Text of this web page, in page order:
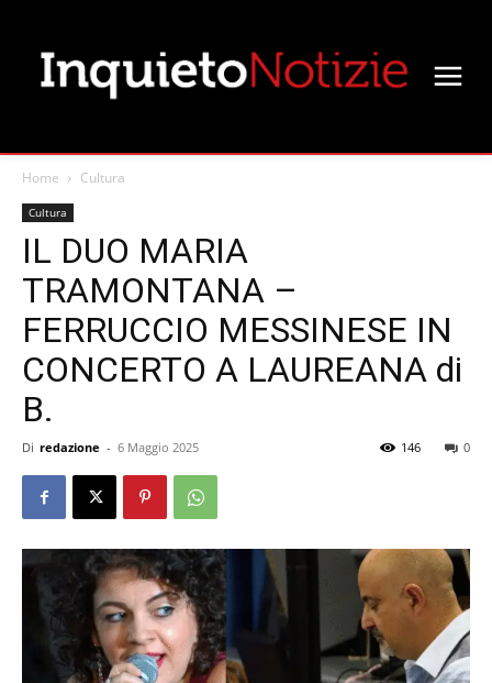
Home Cultura
Cultura
IL DUO MARIA
TRAMONTANA –
FERRUCCIO MESSINESE IN
CONCERTO A LAUREANA di
B.
Di redazione - 6 Maggio 2025 0
146